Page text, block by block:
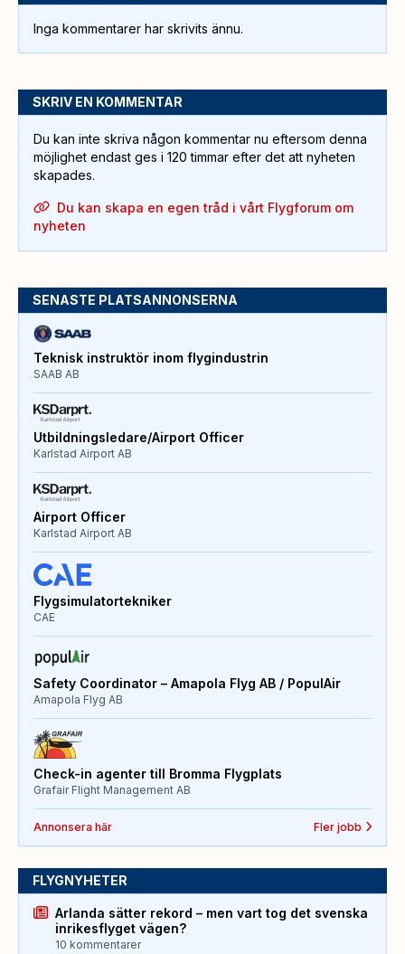
Inga kommentarer har skrivits ännu.
SKRIV EN KOMMENTAR
Du kan inte skriva någon kommentar nu eftersom denna
möjlighet endast ges i 120 timmar efter det att nyheten
skapades.
Du kan skapa en egen tråd i vårt Flygforum om
nyheten
SENASTE PLATSANNONSERNA
Teknisk instruktör inom flygindustrin
SAAB AB
Utbildningsledare/Airport Officer
Karlstad Airport AB
Airport Officer
Karlstad Airport AB
Flygsimulatortekniker
CAE
Safety Coordinator – Amapola Flyg AB / PopulAir
Amapola Flyg AB
Check-in agenter till Bromma Flygplats
Grafair Flight Management AB
Annonsera här Fler jobb
FLYGNYHETER
Arlanda sätter rekord – men vart tog det svenska
inrikesflyget vägen?
10 kommentarer